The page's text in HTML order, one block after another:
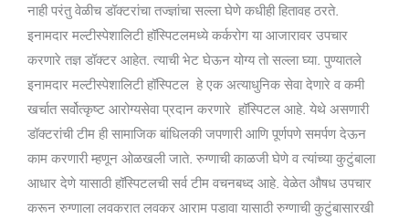
नाही परंतु वेळीच डॉक्टरांचा तज्ज्ञांचा सल्ला घेणे कधीही हितावह ठरते.
इनामदार मल्टीस्पेशालिटी हॉस्पिटलमध्ये कर्करोग या आजारावर उपचार
करणारे तज्ञ डॉक्टर आहेत. त्याची भेट घेऊन योग्य तो सल्ला घ्या. पुण्यातले
इनामदार मल्टीस्पेशालिटी हॉस्पिटल हे एक अत्याधुनिक सेवा देणारे व कमी
खर्चात सर्वोत्कृष्ट आरोग्यसेवा प्रदान करणारे हॉस्पिटल आहे. येथे असणारी
डॉक्टरांची टीम ही सामाजिक बांधिलकी जपणारी आणि पूर्णपणे समर्पण देऊन
काम करणारी म्हणून ओळखली जाते. रुग्णाची काळजी घेणे व त्यांच्या कुटुंबाला
आधार देणे यासाठी हॉस्पिटलची सर्व टीम वचनबध्द आहे. वेळेत औषध उपचार
करून रुग्णाला लवकरात लवकर आराम पडावा यासाठी रुग्णाची कुटुंबासारखी